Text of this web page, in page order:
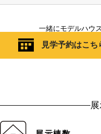
一緒にモデルハウ
見学予約はこち